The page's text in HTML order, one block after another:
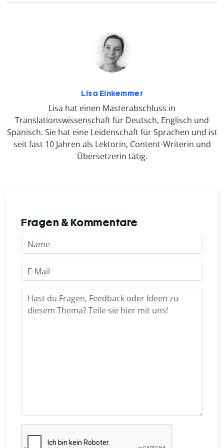
Lisa Einkemmer
Lisa hat einen Masterabschluss in
Translationswissenschaft für Deutsch, Englisch und
Spanisch. Sie hat eine Leidenschaft für Sprachen und ist
seit fast 10 Jahren als Lektorin, Content-Writerin und
Übersetzerin tätig.
Fragen & Kommentare